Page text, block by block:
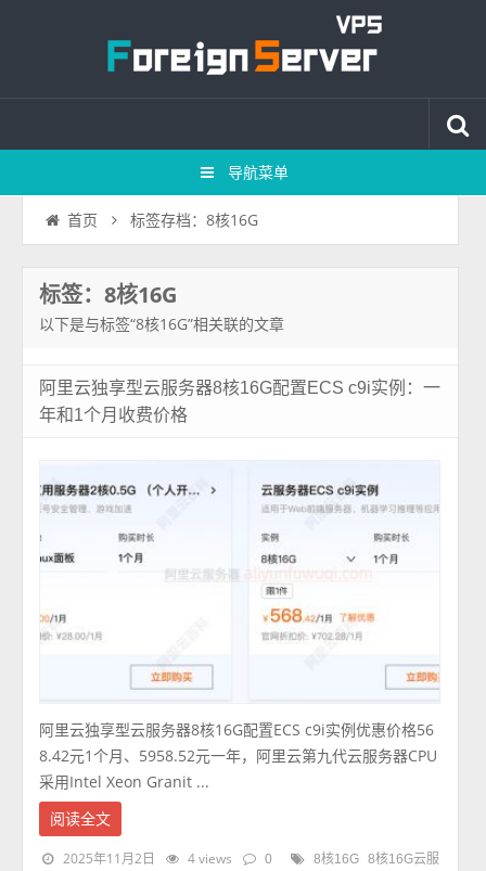
导航菜单
首页 标签存档：8核16G
标签：8核16G
以下是与标签“8核16G”相关联的文章
阿里云独享型云服务器8核16G配置ECS c9i实例：一
年和1个月收费价格
阿里云独享型云服务器8核16G配置ECS c9i实例优惠价格56
8.42元1个月、5958.52元一年，阿里云第九代云服务器CPU
采用Intel Xeon Granit ...
阅读全文
2025年11月2日 4 views 0 8核16G
8核16G云服